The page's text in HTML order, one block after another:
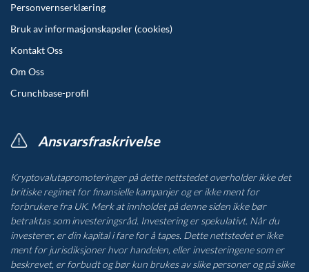
Personvernserklæring
Bruk av informasjonskapsler (cookies)
Kontakt Oss
Om Oss
Crunchbase-profil
Ansvarsfraskrivelse
Kryptovalutapromoteringer på dette nettstedet overholder ikke det
britiske regimet for finansielle kampanjer og er ikke ment for
forbrukere fra UK. Merk at innholdet på denne siden ikke bør
betraktas som investeringsråd. Investering er spekulativt. Når du
investerer, er din kapital i fare for å tapes. Dette nettstedet er ikke
ment for jurisdiksjoner hvor handelen, eller investeringene som er
beskrevet, er forbudt og bør kun brukes av slike personer og på slike